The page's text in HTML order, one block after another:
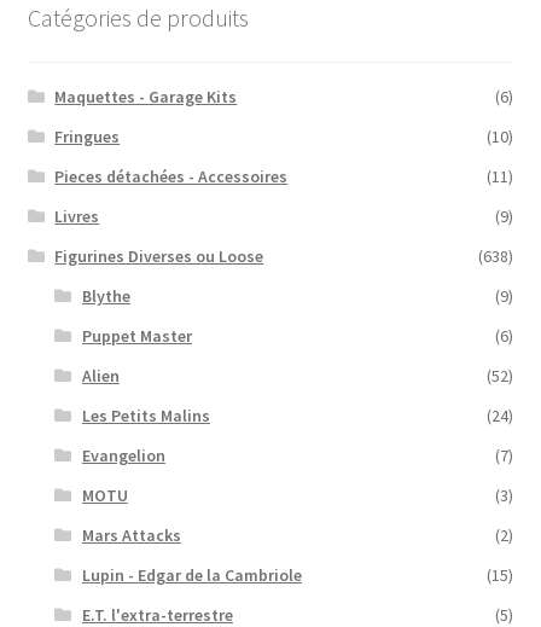
Catégories de produits
Maquettes - Garage Kits
(6)
Fringues
(10)
Pieces détachées - Accessoires
(11)
Livres
(9)
Figurines Diverses ou Loose
(638)
Blythe
(9)
Puppet Master
(6)
Alien
(52)
Les Petits Malins
(24)
Evangelion
(7)
MOTU
(3)
Mars Attacks
(2)
Lupin - Edgar de la Cambriole
(15)
E.T. l'extra-terrestre
(5)